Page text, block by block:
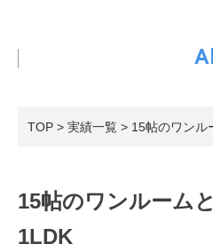
All
TOP> 実績一覧> 15帖のワンル
15帖のワンルーム
1LDK